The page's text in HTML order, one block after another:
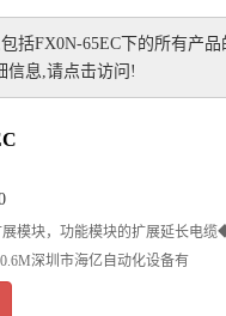
括FX0N-65EC 下的所有产
信息,请点击访问!
展模块，功能模块的扩展延长电
深圳市海亿自动化设备有